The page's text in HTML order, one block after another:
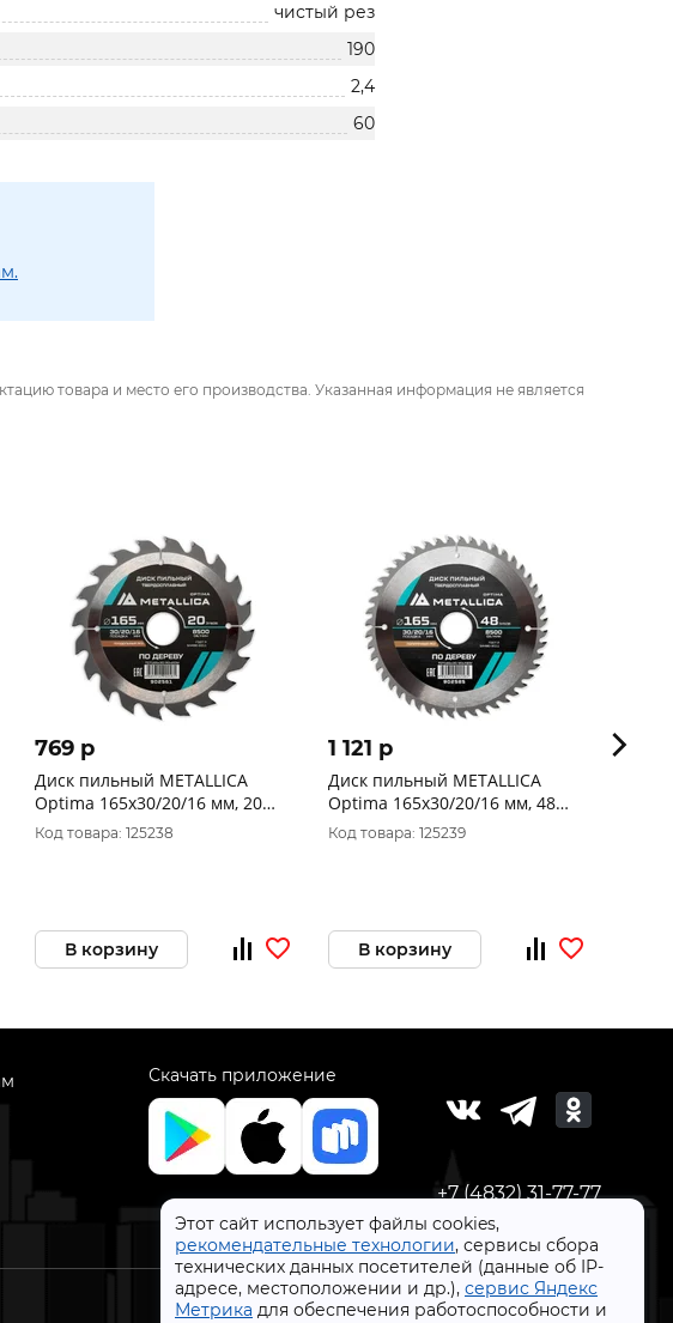
Этот сайт использует файлы cookies,
рекомендательные технологии, сервисы сбора
технических данных посетителей (данные об IP-
адресе, местоположении и др.), сервис Яндекс
Метрика для обеспечения работоспособности и
чистый рез
190
2,4
60
товара и место его производства. Указанная информация не является
769 p
Диск пильный METALLICA
Optima 165x30/20/16 мм, 20
зубов, Т=2,4 мм по дереву
продольный, 902561
Код товара: 125238
В корзину
1 121 p
Диск пильный METALLICA
Optima 165x30/20/16 мм, 48
зубов, Т=2,4 мм по дереву
поперечный, 902585
Код товара: 125239
В корзину
1
Скачать приложение
+7 (4832) 31-77-77